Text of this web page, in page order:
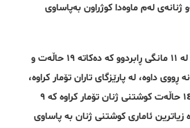
ئەو ژنانەی لەم ماوەدا کوژراون بەپاساوی
زیاترین ڕێژەی کوشتنی ژنان لە ١١ مانگی ڕابردوو کە دەکاتە ١٩ حاڵەت و
ڕووی داوە، لە پارێزگای تاران تۆمار کراوە،
هەروەها لە پارێزگای ئورمیە ١٤ حاڵەت کوشتنی ژنان تۆمار کراوە کە ٩
ئاماری کوشتنی ژنان بە پاساوی